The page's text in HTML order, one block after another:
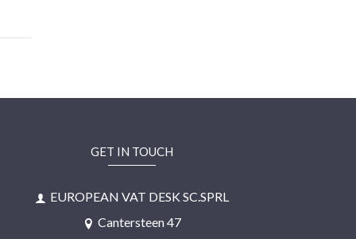
GET IN TOUCH
EUROPEAN VAT DESK SC.SPRL
Cantersteen 47